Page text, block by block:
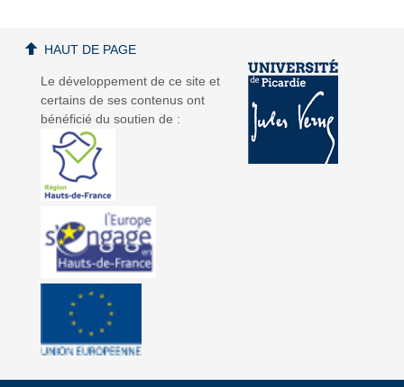
Le développement de ce site et
certains de ses contenus ont
bénéficié du soutien de :
HAUT DE PAGE